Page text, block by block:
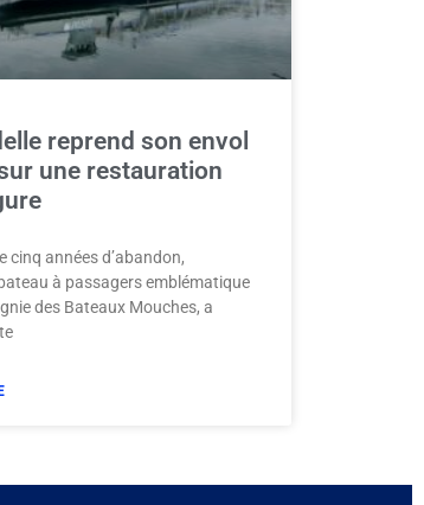
reprend son envol
une restauration
cinq années d’abandon,
bateau à passagers emblématique
des Bateaux Mouches, a